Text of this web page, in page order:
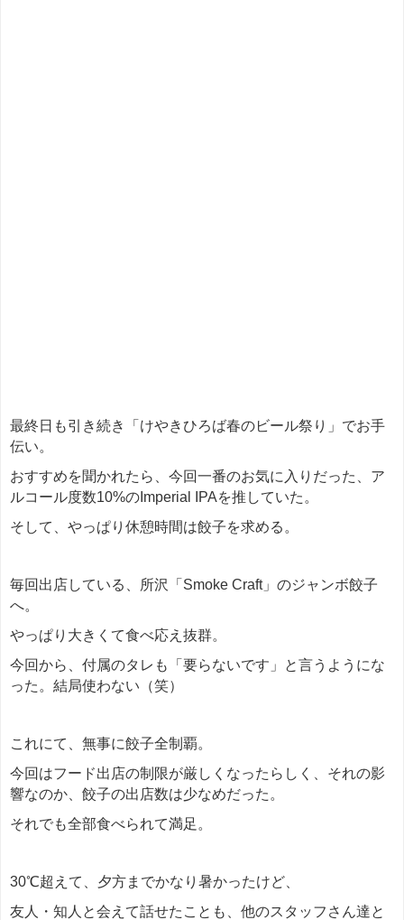
最終日も引き続き「けやきひろば春のビール祭り」でお手
伝い。
おすすめを聞かれたら、今回一番のお気に入りだった、ア
ルコール度数10%のImperial IPAを推していた。
そして、やっぱり休憩時間は餃子を求める。
毎回出店している、所沢「Smoke Craft」のジャンボ餃子
へ。
やっぱり大きくて食べ応え抜群。
今回から、付属のタレも「要らないです」と言うようにな
った。結局使わない（笑）
これにて、無事に餃子全制覇。
今回はフード出店の制限が厳しくなったらしく、それの影
響なのか、餃子の出店数は少なめだった。
それでも全部食べられて満足。
30℃超えて、夕方までかなり暑かったけど、
友人・知人と会えて話せたことも、他のスタッフさん達と